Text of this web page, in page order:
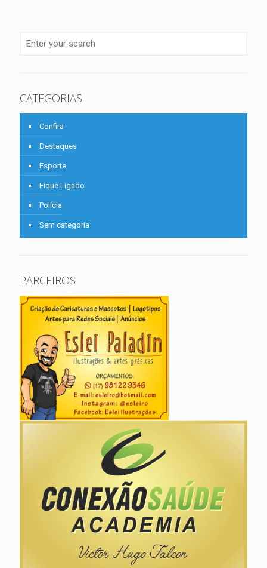
CATEGORIAS
Confira
Destaques
Esporte
Fique Ligado
Polícia
Sem categoria
PARCEIROS